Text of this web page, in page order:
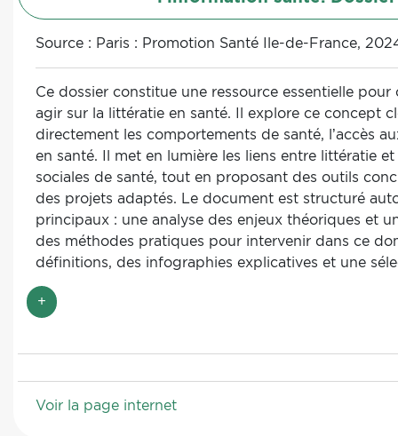
Source : Paris : Promotion Santé Ile-de-France,
Ce dossier constitue une ressource essentielle
agir sur la littératie en santé. Il explore ce concept
directement les comportements de santé, l’accès
en santé. Il met en lumière les liens entre littératie
sociales de santé, tout en proposant des outils
des projets adaptés. Le document est structuré
principaux : une analyse des enjeux théoriques et
des méthodes pratiques pour intervenir dans ce
définitions, des infographies explicatives et une
ressources variées (guides, études, récits de
collaboration avec plus de 40 contributeurs
+
Voir la page internet